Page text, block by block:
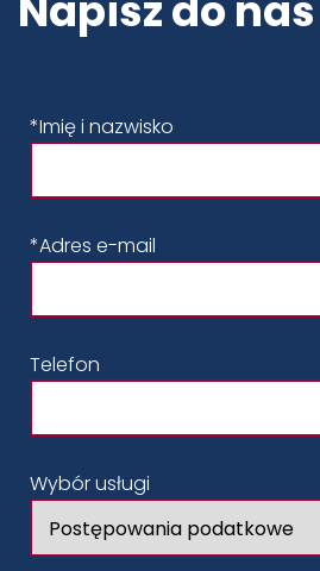
*Imię i nazwisko
*Adres e-mail
Telefon
Wybór usługi